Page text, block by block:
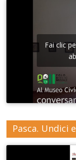
Fai clic
Pasca. Undici